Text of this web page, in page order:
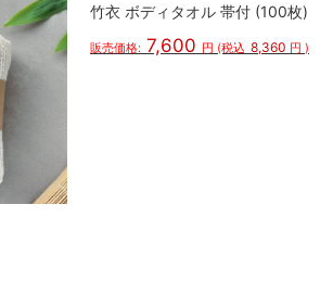
竹衣 ボディタオル 帯付 (100枚)
販売価格: 7,600 円 (税込 8,360 円 )